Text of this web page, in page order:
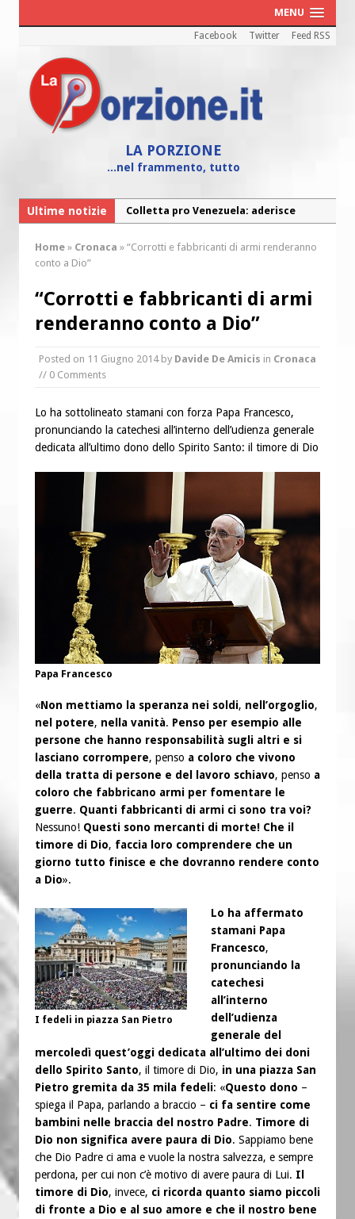
MENU
Facebook Twitter Feed RSS
LA PORZIONE
...nel frammento, tutto
Ultime notizie
Colletta pro Venezuela: aderisce
Fine vita: la Chiesa Cattolica inglese si
Torna la festa della Madonnina a
Montesilvano: “Tanta la devozione”
“Chiediamogli di legarci al bene”
è buono, giusto e santo per la nostra
vita”
Home » Cronaca » “Corrotti e fabbricanti di armi renderanno
conto a Dio”
“Corrotti e fabbricanti di armi
renderanno conto a Dio”
Posted on 11 Giugno 2014by Davide De Amicis in Cronaca
// 0 Comments
Lo ha sottolineato stamani con forza Papa Francesco,
pronunciando la catechesi all’interno dell’udienza generale
dedicata all’ultimo dono dello Spirito Santo: il timore di Dio
Papa Francesco
«Non mettiamo la speranza nei soldi, nell’orgoglio,
nel potere, nella vanità. Penso per esempio alle
persone che hanno responsabilità sugli altri e si
lasciano corrompere, penso a coloro che vivono
della tratta di persone e del lavoro schiavo, penso a
coloro che fabbricano armi per fomentare le
guerre. Quanti fabbricanti di armi ci sono tra voi?
Nessuno! Questi sono mercanti di morte! Che il
timore di Dio, faccia loro comprendere che un
giorno tutto finisce e che dovranno rendere conto
a Dio».
I fedeli in piazza San Pietro
Lo ha affermato
stamani Papa
Francesco,
pronunciando la
catechesi
all’interno
dell’udienza
generale del
mercoledì quest’oggi dedicata all’ultimo dei doni
dello Spirito Santo, il timore di Dio, in una piazza San
Pietro gremita da 35 mila fedeli: «Questo dono –
spiega il Papa, parlando a braccio – ci fa sentire come
bambini nelle braccia del nostro Padre. Timore di
Dio non significa avere paura di Dio. Sappiamo bene
che Dio Padre ci ama e vuole la nostra salvezza, e sempre
perdona, per cui non c’è motivo di avere paura di Lui. Il
timore di Dio, invece, ci ricorda quanto siamo piccoli
di fronte a Dio e al suo amore e che il nostro bene